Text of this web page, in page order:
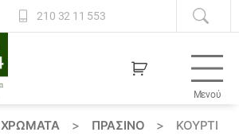
210 32 11 553
Μενού
ΧΡΏΜΑΤΑ > ΠΡΑΣΙΝΟ >
ΚΟΥΡΤΊ